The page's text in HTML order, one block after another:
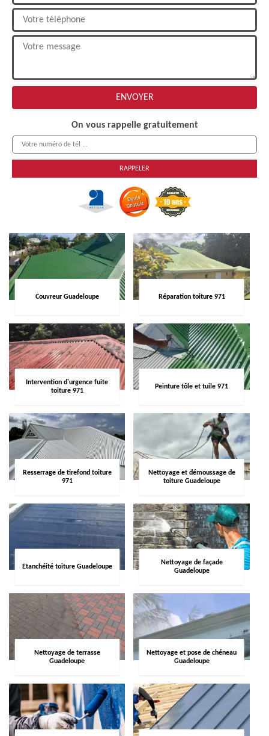
On vous rappelle gratuitement
Couvreur Guadeloupe Réparation toiture 971
Intervention d'urgence fuite
toiture 971
Peinture tôle et tuile 971
Resserrage de tirefond toiture
971
Nettoyage et démoussage de
toiture Guadeloupe
Etanchéité toiture Guadeloupe
Nettoyage de façade
Guadeloupe
Nettoyage de terrasse
Guadeloupe
Nettoyage et pose de chéneau
Guadeloupe